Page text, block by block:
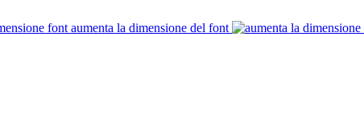
aumenta la dimensione del font